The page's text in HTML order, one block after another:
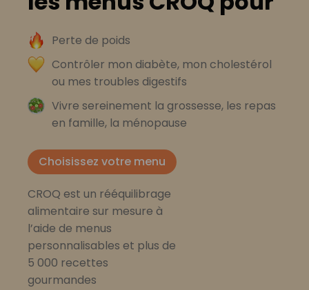
Perte de poids
Contrôler mon diabète, mon cholestérol
ou mes troubles digestifs
Vivre sereinement la grossesse, les repas
en famille, la ménopause
Choisissez votre menu
CROQ est un rééquilibrage
alimentaire sur mesure à
l’aide de menus
personnalisables et plus de
5 000 recettes
gourmandes